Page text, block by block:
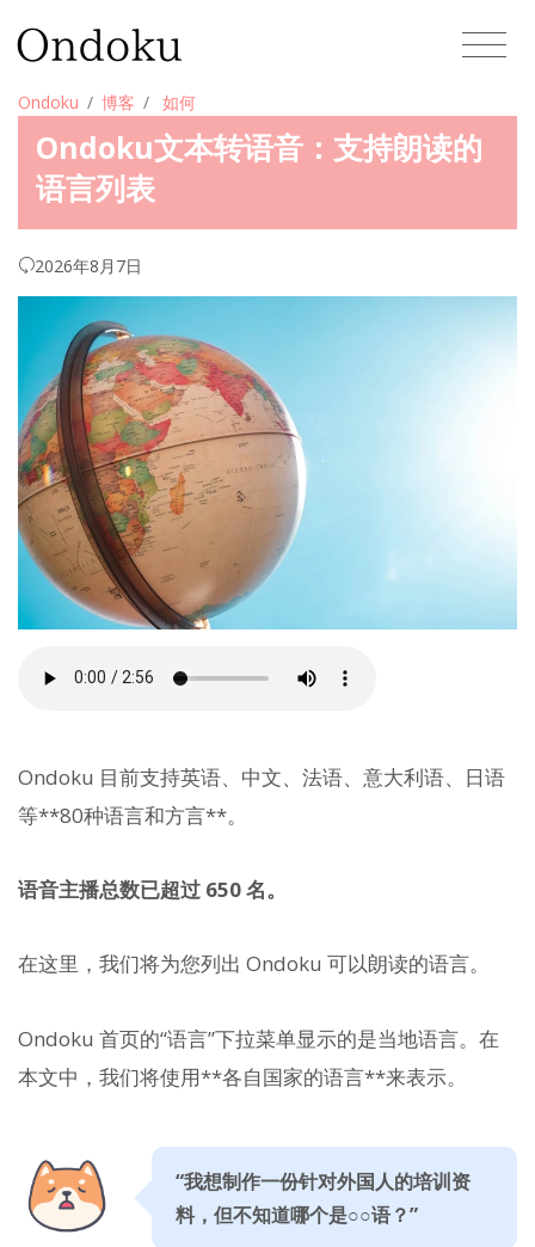
Ondoku 博客 如何
Ondoku文本转语音：支持朗读的
语言列表
2026年8月7日
Ondoku 目前支持英语、中文、法语、意大利语、日语
等**80种语言和方言**。
语音主播总数已超过 650 名。
在这里，我们将为您列出 Ondoku 可以朗读的语言。
Ondoku 首页的“语言”下拉菜单显示的是当地语言。在
本文中，我们将使用**各自国家的语言**来表示。
“我想制作一份针对外国人的培训资
料，但不知道哪个是○○语？”